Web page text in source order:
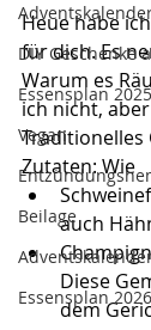
DIY Geschenke
Essensplan 2025
Vegan
Beilage
Essensplan 2026
Heue habe
für dich. Es
Warum es
ich nicht,
Zutaten: Wie
auch
Diese
dem